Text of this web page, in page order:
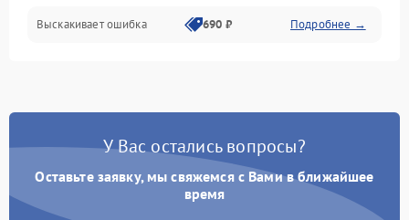
Перегрев и нестабильная работа
Программные сбои
Выскакивает ошибка 690 ₽ Подробнее →
У Вас остались вопросы?
Оставьте заявку, мы свяжемся с Вами в ближайшее
время